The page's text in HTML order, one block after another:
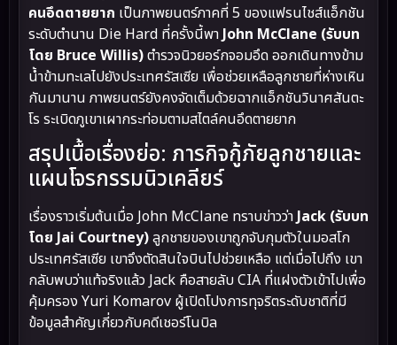
คนอึดตายยาก เป็นภาพยนตร์ภาคที่ 5 ของแฟรนไชส์แอ็กชัน
ระดับตำนาน Die Hard ที่ครั้งนี้พาJohn McClane (รับบท
โดย Bruce Willis)ตำรวจนิวยอร์กจอมอึด ออกเดินทางข้าม
น้ำข้ามทะเลไปยังประเทศรัสเซีย เพื่อช่วยเหลือลูกชายที่ห่างเหิน
กันมานาน ภาพยนตร์ยังคงจัดเต็มด้วยฉากแอ็กชันวินาศสันตะ
โร ระเบิดภูเขาเผากระท่อมตามสไตล์คนอึดตายยาก
สรุปเนื้อเรื่องย่อ: ภารกิจกู้ภัยลูกชายและ
แผนโจรกรรมนิวเคลียร์
เรื่องราวเริ่มต้นเมื่อ John McClane ทราบข่าวว่าJack (รับบท
โดย Jai Courtney)ลูกชายของเขาถูกจับกุมตัวในมอสโก
ประเทศรัสเซีย เขาจึงตัดสินใจบินไปช่วยเหลือ แต่เมื่อไปถึง เขา
กลับพบว่าแท้จริงแล้ว Jack คือสายลับ CIA ที่แฝงตัวเข้าไปเพื่อ
คุ้มครอง Yuri Komarov ผู้เปิดโปงการทุจริตระดับชาติที่มี
ข้อมูลสำคัญเกี่ยวกับคดีเชอร์โนบิล